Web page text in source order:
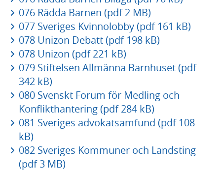
076 Rädda Barnen (pdf 2 MB)
077 Sveriges Kvinnolobby (pdf 161 kB)
078 Unizon Debatt (pdf 198 kB)
078 Unizon (pdf 221 kB)
079 Stiftelsen Allmänna Barnhuset (pdf
342 kB)
080 Svenskt Forum för Medling och
Konflikthantering (pdf 284 kB)
081 Sveriges advokatsamfund (pdf 108
kB)
082 Sveriges Kommuner och Landsting
(pdf 3 MB)